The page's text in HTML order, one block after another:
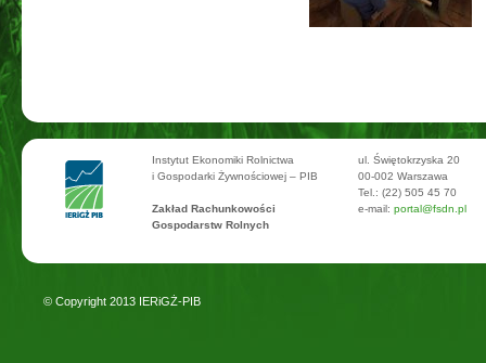
Instytut Ekonomiki Rolnictwa
i Gospodarki Żywnościowej – PIB
Zakład Rachunkowości
Gospodarstw Rolnych
ul. Świętokrzyska 20
00-002 Warszawa
Tel.: (22) 505 45 70
e-mail: portal@fsdn.pl
© Copyright 2013 IERiGŻ-PIB